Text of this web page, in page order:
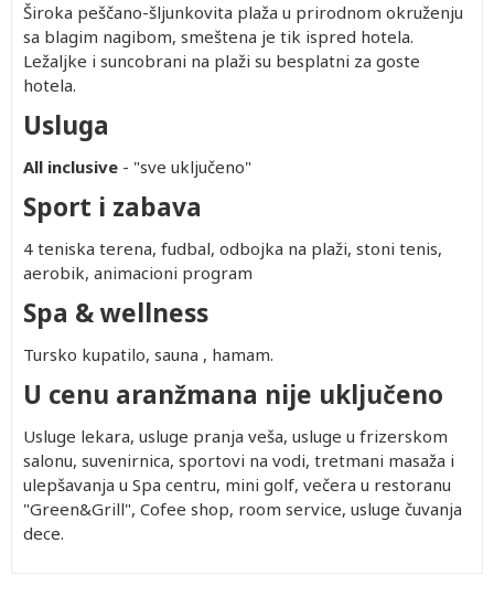
Široka peščano-šljunkovita plaža u prirodnom okruženju
sa blagim nagibom, smeštena je tik ispred hotela.
Ležaljke i suncobrani na plaži su besplatni za goste
hotela.
Usluga
All inclusive - "sve uključeno"
Sport i zabava
4 teniska terena, fudbal, odbojka na plaži, stoni tenis,
aerobik, animacioni program
Spa & wellness
Tursko kupatilo, sauna , hamam.
U cenu aranžmana nije uključeno
Usluge lekara, usluge pranja veša, usluge u frizerskom
salonu, suvenirnica, sportovi na vodi, tretmani masaža i
ulepšavanja u Spa centru, mini golf, večera u restoranu
"Green&Grill", Cofee shop, room service, usluge čuvanja
dece.